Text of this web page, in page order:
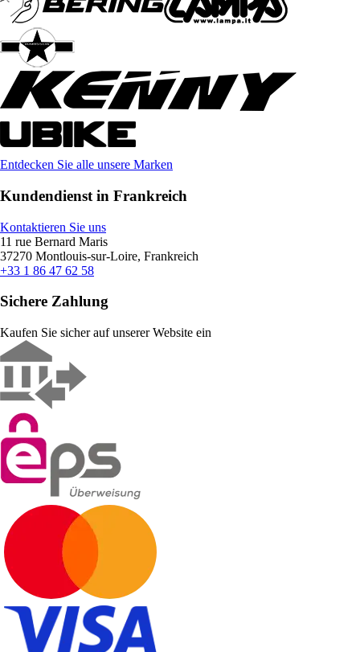
Entdecken Sie alle unsere Marken
Kundendienst in Frankreich
Kontaktieren Sie uns
11 rue Bernard Maris
37270 Montlouis-sur-Loire, Frankreich
+33 1 86 47 62 58
Sichere Zahlung
Kaufen Sie sicher auf unserer Website ein